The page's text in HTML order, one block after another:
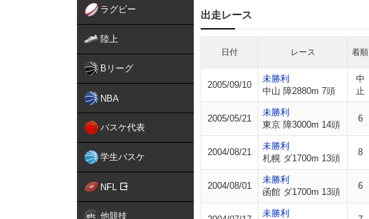
ラグビー
陸上
Bリーグ
NBA
バスケ代表
学生バスケ
NFL
他競技
出走レース
日付 レース 着順
2005/09/10
未勝利
中山 障2880m 7頭
中
止
2005/05/21
未勝利
東京 障3000m 14頭
6
2004/08/21
未勝利
札幌 ダ1700m 13頭
8
2004/08/01
未勝利
函館 ダ1700m 13頭
6
未勝利